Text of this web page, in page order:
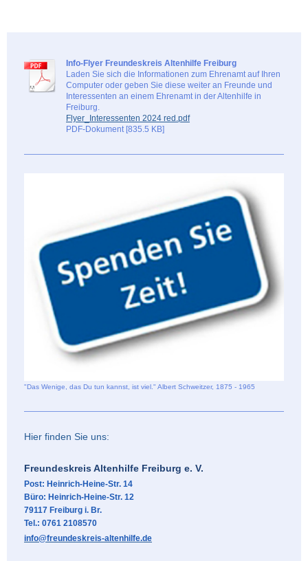
Info-Flyer Freundeskreis Altenhilfe Freiburg
Laden Sie sich die Informationen zum Ehrenamt auf Ihren
Computer oder geben Sie diese weiter an Freunde und
Interessenten an einem Ehrenamt in der Altenhilfe in
Freiburg.
Flyer_Interessenten 2024 red.pdf
PDF-Dokument [835.5 KB]
"Das Wenige, das Du tun kannst, ist viel." Albert Schweitzer, 1875 - 1965
Hier finden Sie uns:
Freundeskreis Altenhilfe Freiburg e. V.
Post: Heinrich-Heine-Str. 14
Büro: Heinrich-Heine-Str. 12
79117 Freiburg i. Br.
Tel.: 0761 2108570
info@freundeskreis-altenhilfe.de